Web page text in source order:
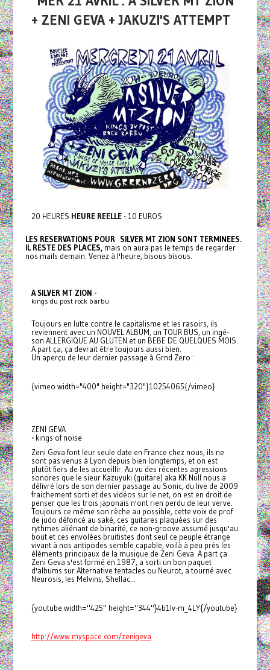
+ ZENI GEVA + JAKUZI'S ATTEMPT
20 HEURES HEURE REELLE- 10 EUROS
LES RESERVATIONS POUR SILVER MT ZION SONT TERMINEES.
IL RESTE DES PLACES, mais on aura pas le temps de regarder
nos mails demain. Venez à l'heure, bisous bisous.
A SILVER MT ZION -
kings du post rock barbu
Toujours en lutte contre le capitalisme et les rasoirs, ils
reviennent avec un NOUVEL ALBUM, un TOUR BUS, un ingé-
son ALLERGIQUE AU GLUTEN et un BEBE DE QUELQUES MOIS.
A part ça, ça devrait être toujours aussi bien.
Un aperçu de leur dernier passage à Grnd Zero :
{vimeo width="400" height="320"}10254065{/vimeo}
ZENI GEVA
-kings of noise
Zeni Geva font leur seule date en France chez nous, ils ne
sont pas venus à Lyon depuis bien longtemps, et on est
plutôt fiers de les accueillir. Au vu des récentes agressions
sonores que le sieur Kazuyuki (guitare) aka KK Null nous a
délivré lors de son dernier passage au Sonic, du live de 2009
fraichement sorti et des vidéos sur le net, on est en droit de
penser que les trois japonais n'ont rien perdu de leur verve.
Toujours ce même son rèche au possible, cette voix de prof
de judo défoncé au saké, ces guitares plaquées sur des
rythmes aliénant de binarité, ce non-groove assumé jusqu'au
bout et ces envolées bruitistes dont seul ce peuple étrange
vivant à nos antipodes semble capable, voilà à peu près les
éléments principaux de la musique de Zeni Geva. A part ça
Zeni Geva s'est formé en 1987, a sorti un bon paquet
d'albums sur Alternative tentacles ou Neurot, a tourné avec
Neurosis, les Melvins, Shellac...
{youtube width="425" height="344"}4b1lv-m_4LY{/youtube}
http://www.myspace.com/zenigeva